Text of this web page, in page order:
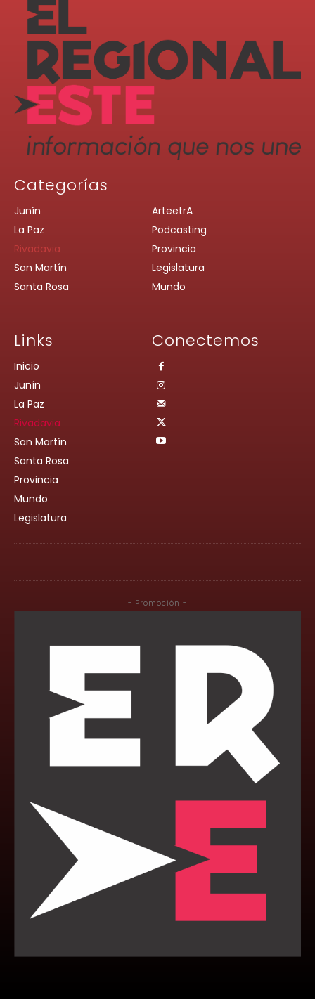
Categorías
Junín
La Paz
Rivadavia
San Martín
Santa Rosa
ArteetrA
Podcasting
Provincia
Legislatura
Mundo
Links
Inicio
Junín
La Paz
Rivadavia
San Martín
Santa Rosa
Provincia
Mundo
Legislatura
Conectemos
- Promoción -